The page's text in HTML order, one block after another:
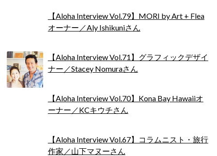
【Aloha Interview Vol.79】MORI by Art + Flea
オーナー／Aly Ishikuniさん
【Aloha Interview Vol.71】グラフィックデザイ
ナー／Stacey Nomuraさん
【Aloha Interview Vol.70】Kona Bay Hawaiiオ
ーナー／KCキウチさん
【Aloha Interview Vol.67】コラムニスト・旅行
作家／山下マヌーさん